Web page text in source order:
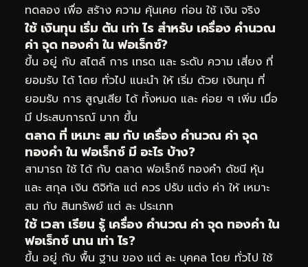
ทดลอง เพื่อ สร้าง ความ คุ้นเคย ก่อน ใช้ เงิน จริง
ใช้ เงินทุน เริ่ม ต้น เท่า ไร สำหรับ เครื่อง คำนวณ
ค่า จุด ทองคำ ใน ฟอเร็กซ์?
ขึ้น อยู่ กับ สไตล์ การ เทรด และ ระดับ ความ เสี่ยง ที่
ยอมรับ ได้ โดย ทั่วไป แนะนำ ให้ เริ่ม ด้วย เงินทุน ที่
ยอมรับ การ สูญเสีย ได้ ทั้งหมด และ ค่อย ๆ เพิ่ม เมื่อ
มี ประสบการณ์ มาก ขึ้น
ตลาด ที่ เหมาะ สม กับ เครื่อง คำนวณ ค่า จุด
ทองคำ ใน ฟอเร็กซ์ มี อะไร บ้าง?
สามารถ ใช้ ได้ กับ ตลาด ฟอเร็กซ์ ทองคำ ดัชนี หุ้น
และ สกุล เงิน ดิจิทัล แต่ ควร ปรับ แต่ง ค่า ให้ เหมาะ
สม กับ สินทรัพย์ แต่ ละ ประเภท
ใช้ เวลา เรียน รู้ เครื่อง คำนวณ ค่า จุด ทองคำ ใน
ฟอเร็กซ์ นาน เท่า ไร?
ขึ้น อยู่ กับ พื้น ฐาน ของ แต่ ละ บุคคล โดย ทั่วไป ใช้